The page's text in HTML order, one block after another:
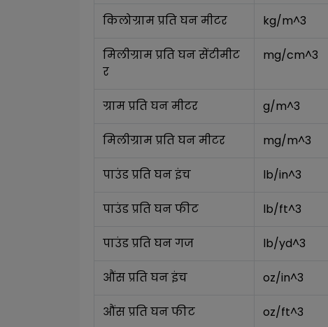
किलोग्राम प्रति घन मीटर kg/m^3
मिलीग्राम प्रति घन सेंटीमीट
र
mg/cm^3
ग्राम प्रति घन मीटर g/m^3
मिलीग्राम प्रति घन मीटर mg/m^3
पाउंड प्रति घन इंच lb/in^3
पाउंड प्रति घन फीट lb/ft^3
पाउंड प्रति घन गज lb/yd^3
औंस प्रति घन इंच oz/in^3
औंस प्रति घन फीट oz/ft^3